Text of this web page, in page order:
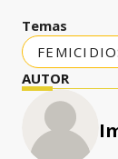
Temas
AUTOR